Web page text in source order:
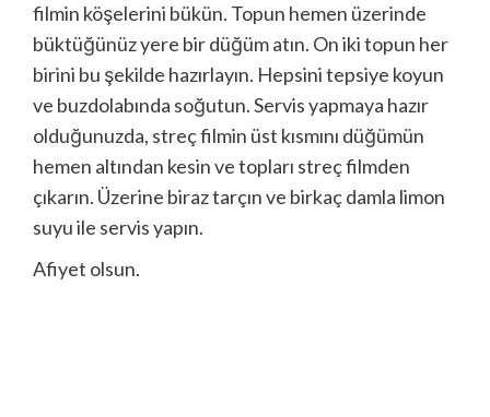
filmin köşelerini bükün. Topun hemen üzerinde
büktüğünüz yere bir düğüm atın. On iki topun her
birini bu şekilde hazırlayın. Hepsini tepsiye koyun
ve buzdolabında soğutun. Servis yapmaya hazır
olduğunuzda, streç filmin üst kısmını düğümün
hemen altından kesin ve topları streç filmden
çıkarın. Üzerine biraz tarçın ve birkaç damla limon
suyu ile servis yapın.
Afiyet olsun.